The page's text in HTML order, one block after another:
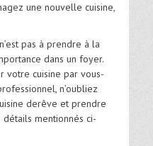
une nouvelle cuisine,
pas à prendre à la
dans un foyer.
votre cuisine par vous-
n’oubliez
derêve et prendre
mentionnés ci-